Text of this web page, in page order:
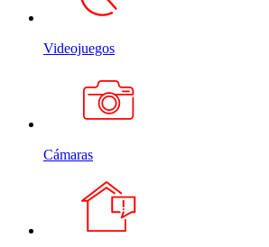
Videojuegos
Cámaras